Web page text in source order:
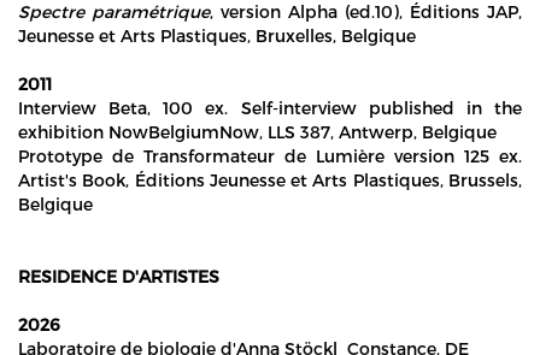
Spectre paramétrique, version Alpha (ed.10), Éditions JAP,
Jeunesse et Arts Plastiques, Bruxelles, Belgique
2011
Interview Beta, 100 ex. Self-interview published in the
exhibition NowBelgiumNow, LLS 387, Antwerp, Belgique
Prototype de Transformateur de Lumière version 125 ex.
Artist's Book, Éditions Jeunesse et Arts Plastiques, Brussels,
Belgique
RESIDENCE D'ARTISTES
2026
Laboratoire de biologie d'Anna Stöckl Constance, DE